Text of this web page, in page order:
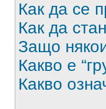
Как да се
Как да
Защо
Какво е
Какво